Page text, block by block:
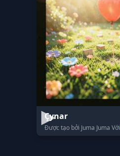
Çynar
Được tạo bởi Juma Juma Với